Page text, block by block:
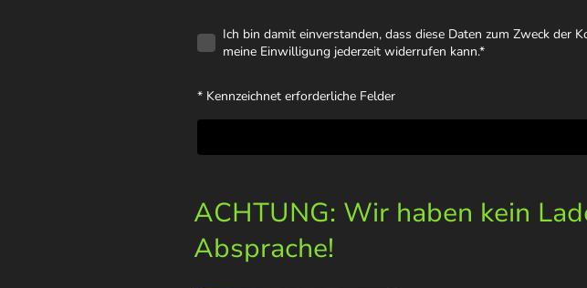
Ich bin damit einverstanden, dass diese Daten zum Zweck der
meine Einwilligung jederzeit widerrufen kann.*
* Kennzeichnet erforderliche Felder
ACHTUNG: Wir haben kein
Absprache!